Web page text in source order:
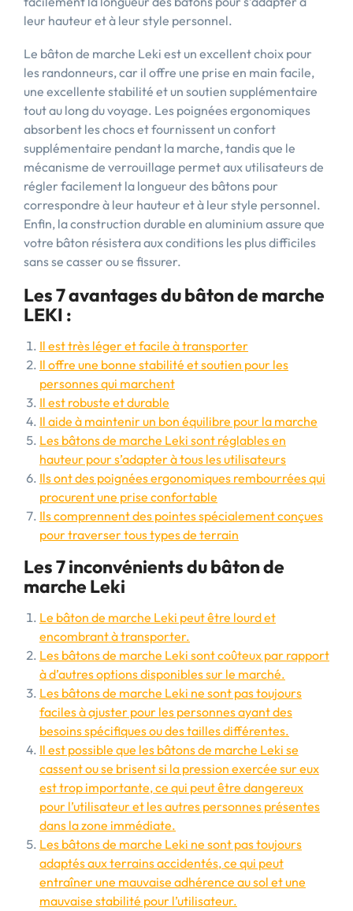
leur hauteur et à leur style personnel.
Le bâton de marche Leki est un excellent choix pour
les randonneurs, car il offre une prise en main facile,
une excellente stabilité et un soutien supplémentaire
tout au long du voyage. Les poignées ergonomiques
absorbent les chocs et fournissent un confort
supplémentaire pendant la marche, tandis que le
mécanisme de verrouillage permet aux utilisateurs de
régler facilement la longueur des bâtons pour
correspondre à leur hauteur et à leur style personnel.
Enfin, la construction durable en aluminium assure que
votre bâton résistera aux conditions les plus difficiles
sans se casser ou se fissurer.
Les 7 avantages du bâton de marche
LEKI :
Il est très léger et facile à transporter
Il offre une bonne stabilité et soutien pour les
personnes qui marchent
Il est robuste et durable
Il aide à maintenir un bon équilibre pour la marche
Les bâtons de marche Leki sont réglables en
hauteur pour s’adapter à tous les utilisateurs
Ils ont des poignées ergonomiques rembourrées qui
procurent une prise confortable
Ils comprennent des pointes spécialement conçues
pour traverser tous types de terrain
Les 7 inconvénients du bâton de
marche Leki
Le bâton de marche Leki peut être lourd et
encombrant à transporter.
Les bâtons de marche Leki sont coûteux par rapport
à d’autres options disponibles sur le marché.
Les bâtons de marche Leki ne sont pas toujours
faciles à ajuster pour les personnes ayant des
besoins spécifiques ou des tailles différentes.
Il est possible que les bâtons de marche Leki se
cassent ou se brisent si la pression exercée sur eux
est trop importante, ce qui peut être dangereux
pour l’utilisateur et les autres personnes présentes
dans la zone immédiate.
Les bâtons de marche Leki ne sont pas toujours
adaptés aux terrains accidentés, ce qui peut
entraîner une mauvaise adhérence au sol et une
mauvaise stabilité pour l’utilisateur.